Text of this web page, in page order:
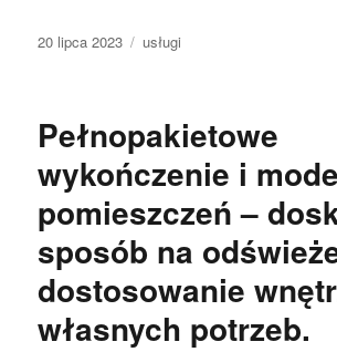
Data
20 lipca 2023 Kategorie
usługi
Pełnopakietowe
wykończenie i
pomieszczeń –
sposób na
dostosowanie
własnych potrzeb.